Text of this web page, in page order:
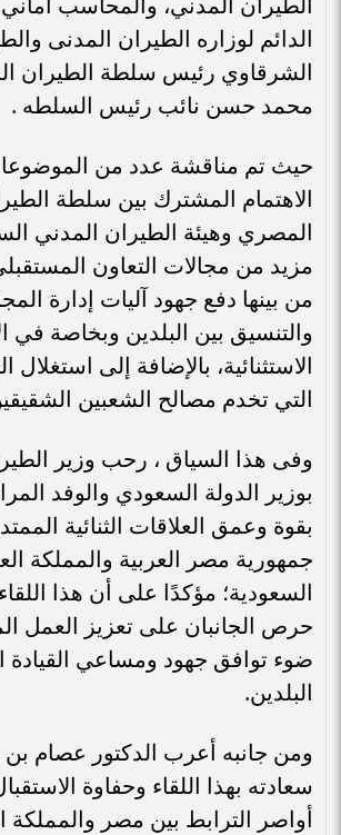
الدائم لوزاره الطيران المدنى
الشرقاوي رئيس سلطة الطيران
محمد حسن نائب رئيس السلطه .
حيث تم مناقشة عدد من
الاهتمام المشترك بين سلطة
المصري وهيئة الطيران المدني
مزيد من مجالات التعاون
من بينها دفع جهود آليات إدارة
والتنسيق بين البلدين وبخاصة في
الاستثنائية، بالإضافة إلى
التي تخدم مصالح الشعبين
وفى هذا السياق ، رحب وزير
بوزير الدولة السعودي والوفد
بقوة وعمق العلاقات الثنائية
جمهورية مصر العربية والمملكة
السعودية؛ مؤكدًا على أن هذا
حرص الجانبان على تعزيز العمل
ضوء توافق جهود ومساعي القيادة
البلدين.
ومن جانبه أعرب الدكتور عصام
سعادته بهذا اللقاء وحفاوة
أواصر الترابط بين مصر والمملكة